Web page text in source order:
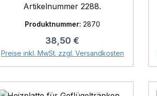
Artikelnummer 2288.
Produktnummer: 2870
Regulärer Preis:
38,50 €
Preise inkl. MwSt. zzgl. Versandkosten
In den Warenkorb